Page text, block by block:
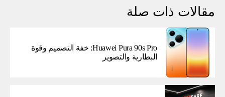
مقالات ذات صلة
Huawei Pura 90s Pro: خفة التصميم وقوة
البطارية والتصوير